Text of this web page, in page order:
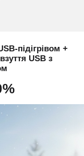
підігрівом +
USB з